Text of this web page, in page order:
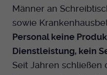
Männer an
sowie
Personal keine
Dienstleistung, kein
Seit Jahren schließen